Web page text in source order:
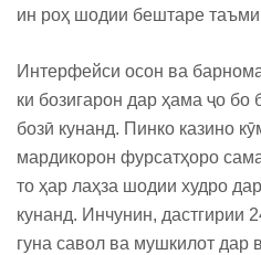
ин роҳ шодии бештаре
Интерфейси осон ва
ки бозигарон дар ҳама ҷо бо
бозӣ кунанд. Пинко казино
мардикорон фурсатҳоро
то ҳар лаҳза шодии худро
кунанд. Инчунин, дастгирии
гуна савол ва мушкилот дар